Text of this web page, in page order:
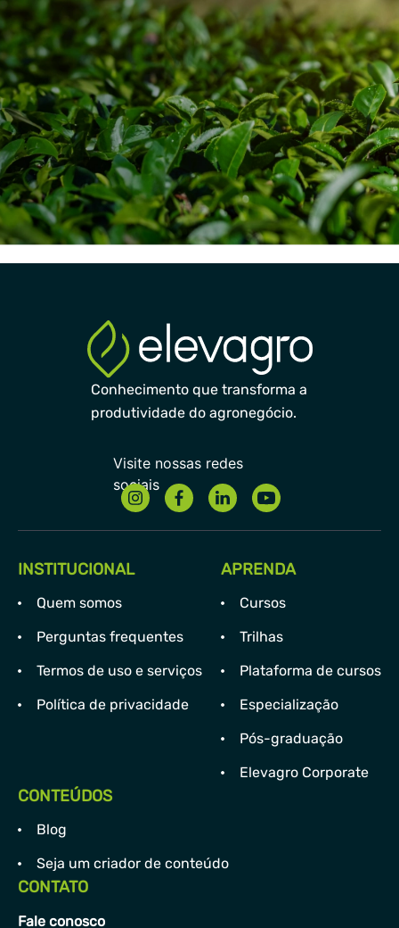
Conhecimento que transforma a
produtividade do agronegócio.
INSTITUCIONAL
Quem somos
Perguntas frequentes
Termos de uso e serviços
Política de privacidade
APRENDA
Cursos
Trilhas
Plataforma de cursos
Especialização
Pós-graduação
Elevagro Corporate
CONTEÚDOS
Blog
Seja um criador de conteúdo
CONTATO
Fale conosco